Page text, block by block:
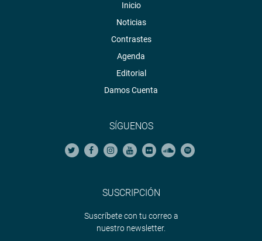
Inicio
Noticias
Contrastes
Agenda
Editorial
Damos Cuenta
SÍGUENOS
SUSCRIPCIÓN
Suscríbete con tu correo a
nuestro newsletter.